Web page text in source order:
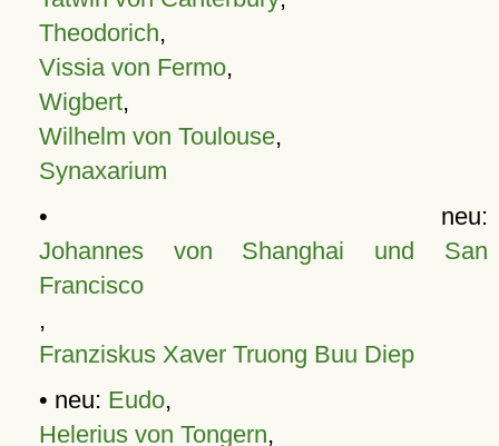
Theodorich,
Vissia von Fermo,
Wigbert,
Wilhelm von Toulouse,
Synaxarium
• neu:
Johannes von Shanghai und San
Francisco
,
Franziskus Xaver Truong Buu Diep
• neu: Eudo,
Helerius von Tongern,